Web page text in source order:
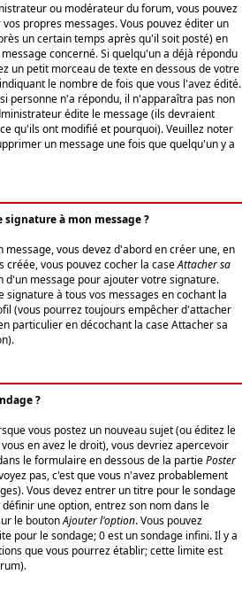
ou modérateur du forum, vous pouvez
propres messages. Vous pouvez éditer un
un certain temps après qu'il soit posté) en
concerné. Si quelqu'un a déjà répondu
un petit morceau de texte en dessous de votre
le nombre de fois que vous l'avez édité.
personne n'a répondu, il n'apparaîtra pas non
édite le message (ils devraient
qu'ils ont modifié et pourquoi). Veuillez noter
un message une fois que quelqu'un y a
à mon message ?
message, vous devez d'abord en créer une, en
créée, vous pouvez cocher la caseAttacher sa
d'un message pour ajouter votre signature.
signature à tous vos messages en cochant la
(vous pourrez toujours empêcher d'attacher
particulier en décochant la case Attacher sa
?
vous postez un nouveau sujet (ou éditez le
en avez le droit), vous devriez apercevoir
le formulaire en dessous de la partiePoster
pas, c'est que vous n'avez probablement
Vous devez entrer un titre pour le sondage
une option, entrez son nom dans le
le boutonAjouter l'option. Vous pouvez
pour le sondage; 0 est un sondage infini. Il y a
que vous pourrez établir; cette limite est